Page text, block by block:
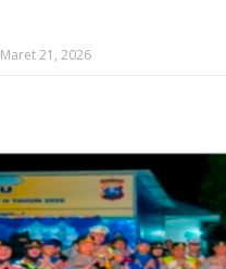
Maret 21, 2026